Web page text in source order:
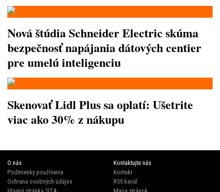
Nová štúdia Schneider Electric skúma
bezpečnosť napájania dátových centier
pre umelú inteligenciu
Skenovať Lidl Plus sa oplatí: Ušetrite
viac ako 30% z nákupu
O nás
Podmienky používania
Ochrana osobných údajov
Kontaktujte nás
Kontakt
RSS kanál